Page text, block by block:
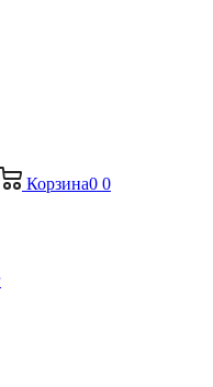
Корзина0 0